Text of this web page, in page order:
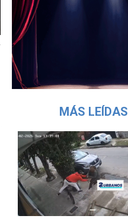
MÁS LEÍDAS